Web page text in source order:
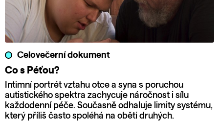
Celovečerní dokument
Co s Péťou?
Intimní portrét vztahu otce a syna s poruchou
autistického spektra zachycuje náročnost i sílu
každodenní péče. Současně odhaluje limity systému,
který příliš často spoléhá na oběti druhých.